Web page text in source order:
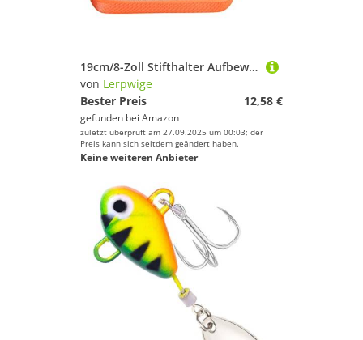
19cm/8-Zoll Stifthalter Aufbewahrungsbox Mit Handgurtschutzstifte Hülle Für Tippoi 00110 00112 00113 00114 Kids Learning Storage Beutel Langlebig Kinder Tragbare Stifte
von Lerpwige
Bester Preis
12,58 €
gefunden bei Amazon
zuletzt überprüft am 27.09.2025 um 00:03; der
Preis kann sich seitdem geändert haben.
Keine weiteren Anbieter